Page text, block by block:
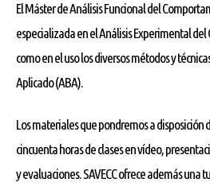
El Máster de Análisis Funcional del
especializada en el Análisis Experimental
como en el uso los diversos métodos y
Aplicado (ABA).
Los materiales que pondremos a disposición
cincuenta horas de clases en vídeo,
y evaluaciones. SAVECC ofrece además una